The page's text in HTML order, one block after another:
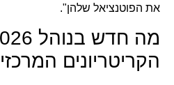
את הפוטנציאל שלהן".
הקריטריונים